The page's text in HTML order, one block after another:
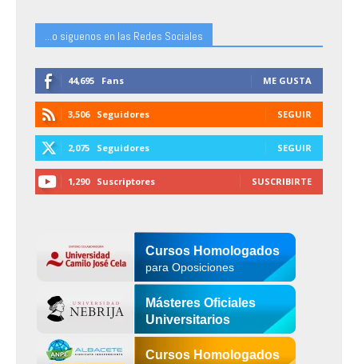
...o siguenos en las Redes Sociales
44,695 Fans ME GUSTA
3,506 Seguidores SEGUIR
2,075 Seguidores SEGUIR
1,290 Suscriptores SUSCRIBIRTE
Cursos Homologados
para Oposiciones
Másteres Oficiales
Universitarios
Cursos Homologados